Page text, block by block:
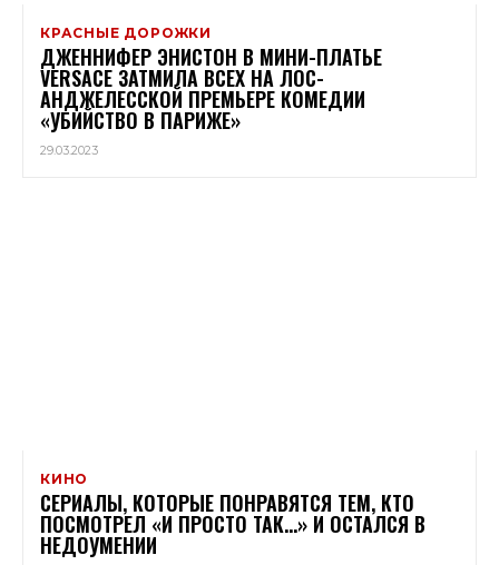
КРАСНЫЕ ДОРОЖКИ
ДЖЕННИФЕР ЭНИСТОН В МИНИ-ПЛАТЬЕ
VERSACE ЗАТМИЛА ВСЕХ НА ЛОС-
АНДЖЕЛЕССКОЙ ПРЕМЬЕРЕ КОМЕДИИ
«УБИЙСТВО В ПАРИЖЕ»
29.03.2023
КИНО
СЕРИАЛЫ, КОТОРЫЕ ПОНРАВЯТСЯ ТЕМ, КТО
ПОСМОТРЕЛ «И ПРОСТО ТАК…» И ОСТАЛСЯ В
НЕДОУМЕНИИ